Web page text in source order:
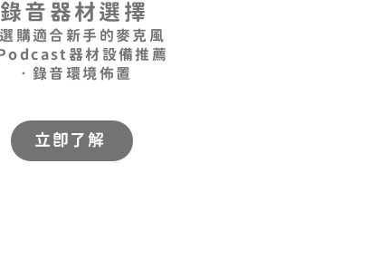
錄音器材選擇
購適合新手的麥克風
器材設備推薦
•錄音環境佈置
立即了解